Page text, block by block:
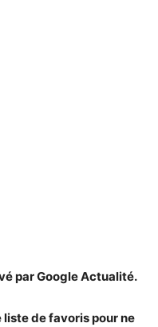
par Google Actualité.
de favoris pour ne